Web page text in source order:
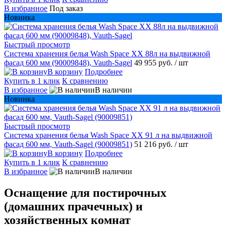
В избранное Под заказ
Новинка
Быстрый просмотр
Система хранения белья Wash Space XX 88л на выдвижной
фасад 600 мм (90009848), Vauth-Sagel 49 955 руб. / шт
В корзину Подробнее
Купить в 1 клик К сравнению
В избранное
В наличии
Новинка
Быстрый просмотр
Система хранения белья Wash Space XX 91 л на выдвижной
фасад 600 мм, Vauth-Sagel (90009851) 51 216 руб. / шт
В корзину Подробнее
Купить в 1 клик К сравнению
В избранное
В наличии
Оснащение для постирочных
(домашних прачечных) и
хозяйственных комнат